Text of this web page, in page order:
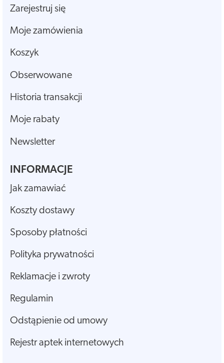
Zarejestruj się
Moje zamówienia
Koszyk
Obserwowane
Historia transakcji
Moje rabaty
Newsletter
INFORMACJE
Jak zamawiać
Koszty dostawy
Sposoby płatności
Polityka prywatności
Reklamacje i zwroty
Regulamin
Odstąpienie od umowy
Rejestr aptek internetowych